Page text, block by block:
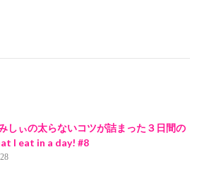
しぃの太らないコツが詰まった３日間の
I eat in a day! #8